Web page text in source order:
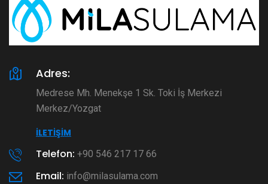
Adres:
Medrese Mh. Menekşe 1 Sk. Toki İş Merkezi
Merkez/Yozgat
İLETIŞIM
Telefon: +90 546 217 17 66
Email: info@milasulama.com